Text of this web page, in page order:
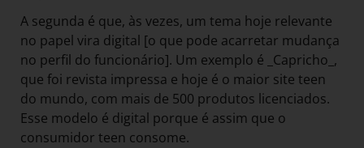
A segunda é que, às vezes, um tema hoje relevante
no papel vira digital [o que pode acarretar mudança
no perfil do funcionário]. Um exemplo é _Capricho_,
que foi revista impressa e hoje é o maior site teen
do mundo, com mais de 500 produtos licenciados.
Esse modelo é digital porque é assim que o
consumidor teen consome.